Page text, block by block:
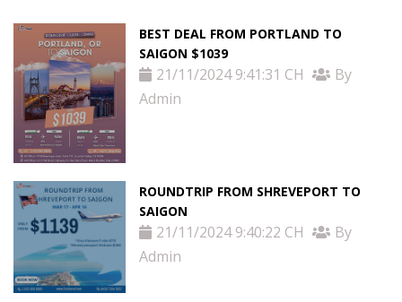
BEST DEAL FROM PORTLAND TO
SAIGON $1039
21/11/2024 9:41:31 CH
By
Admin
ROUNDTRIP FROM SHREVEPORT TO
SAIGON
21/11/2024 9:40:22 CH
By
Admin